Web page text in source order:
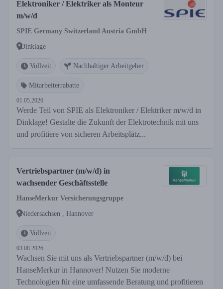
Elektroniker / Elektriker als Monteur
m/w/d
SPIE Germany Switzerland Austria GmbH
Dinklage
Vollzeit Nachhaltiger Arbeitgeber
Mitarbeiterrabatte
01.05.2026
Werde Teil von SPIE als Elektroniker / Elektriker m/w/d in
Dinklage! Gestalte die Zukunft der Elektrotechnik mit uns
und profitiere von sicheren Arbeitsplätz...
Vertriebspartner (m/w/d) in
wachsender Geschäftsstelle
HanseMerkur Versicherungsgruppe
Niedersachsen , Hannover
Vollzeit
03.08.2026
Wachsen Sie mit uns als Vertriebspartner (m/w/d) bei
HanseMerkur in Hannover! Nutzen Sie moderne
Technologien für eine umfassende Beratung und profitieren